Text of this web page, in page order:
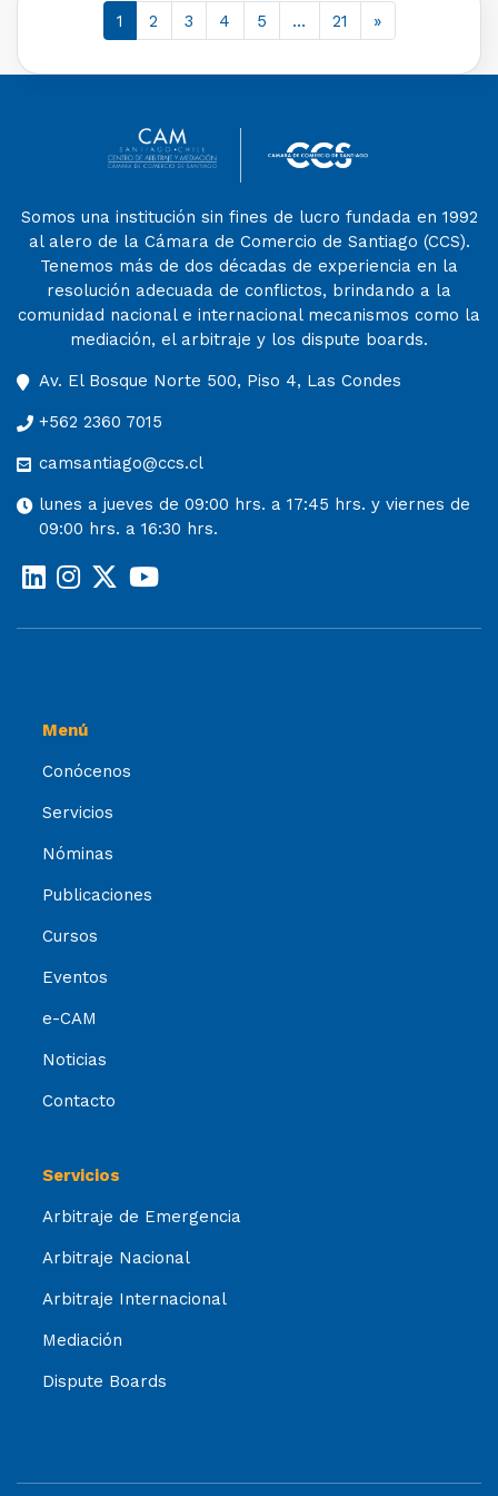
1 2 3 4 5 … 21 »
Somos una institución sin fines de lucro fundada en 1992
al alero de la Cámara de Comercio de Santiago (CCS).
Tenemos más de dos décadas de experiencia en la
resolución adecuada de conflictos, brindando a la
comunidad nacional e internacional mecanismos como la
mediación, el arbitraje y los dispute boards.
Av. El Bosque Norte 500, Piso 4, Las Condes
+562 2360 7015
camsantiago@ccs.cl
lunes a jueves de 09:00 hrs. a 17:45 hrs. y viernes de
09:00 hrs. a 16:30 hrs.
Menú
Conócenos
Servicios
Nóminas
Publicaciones
Cursos
Eventos
e-CAM
Noticias
Contacto
Servicios
Arbitraje de Emergencia
Arbitraje Nacional
Arbitraje Internacional
Mediación
Dispute Boards